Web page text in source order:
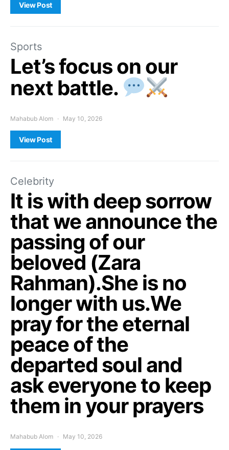
View Post
Sports
Let’s focus on our
next battle.
Mahabub Alom May 10, 2026
View Post
Celebrity
It is with deep sorrow
that we announce the
passing of our
beloved (Zara
Rahman).She is no
longer with us.We
pray for the eternal
peace of the
departed soul and
ask everyone to keep
them in your prayers
Mahabub Alom May 10, 2026